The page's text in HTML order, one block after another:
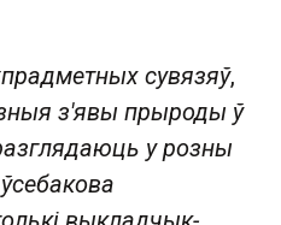
сувязяў,
з'явы прыроды ў
у розны